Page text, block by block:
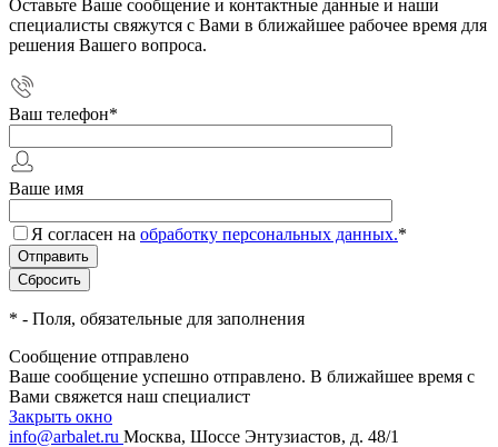
Оставьте Ваше сообщение и контактные данные и наши
специалисты свяжутся с Вами в ближайшее рабочее время для
решения Вашего вопроса.
Ваш телефон*
Ваше имя
Я согласен на обработку персональных данных.*
* - Поля, обязательные для заполнения
Сообщение отправлено
Ваше сообщение успешно отправлено. В ближайшее время с
Вами свяжется наш специалист
Закрыть окно
info@arbalet.ru Москва, Шоссе Энтузиастов, д. 48/1